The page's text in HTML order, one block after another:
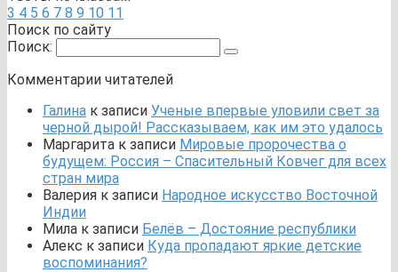
3 4 5 6 7 8 9 10 11
Поиск по сайту
Поиск:
Комментарии читателей
Галина к записи Ученые впервые уловили свет за
черной дырой! Рассказываем, как им это удалось
Маргарита к записи Мировые пророчества о
будущем: Россия – Спасительный Ковчег для всех
стран мира
Валерия к записи Народное искусство Восточной
Индии
Мила к записи Белёв – Достояние республики
Алекс к записи Куда пропадают яркие детские
воспоминания?